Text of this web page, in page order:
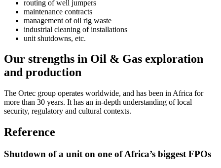
routing of well jumpers
maintenance contracts
management of oil rig waste
industrial cleaning of installations
unit shutdowns, etc.
Our strengths in Oil & Gas exploration
and production
The Ortec group operates worldwide, and has been in Africa for
more than 30 years. It has an in-depth understanding of local
security, regulatory and cultural contexts.
Reference
Shutdown of a unit on one of Africa’s biggest FPOs